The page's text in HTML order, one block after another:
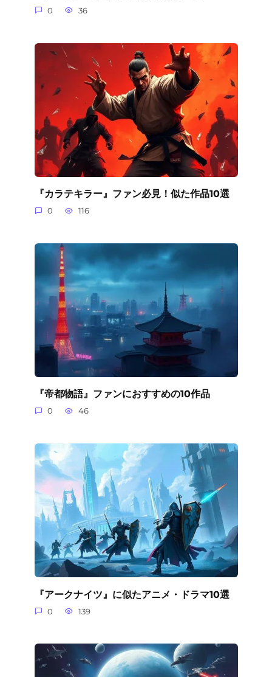
0 36
『カラテキラー』ファン必見！似た作品10選
0 116
『帝都物語』ファンにおすすめの10作品
0 46
『アークナイツ』に似たアニメ・ドラマ10選
0 139